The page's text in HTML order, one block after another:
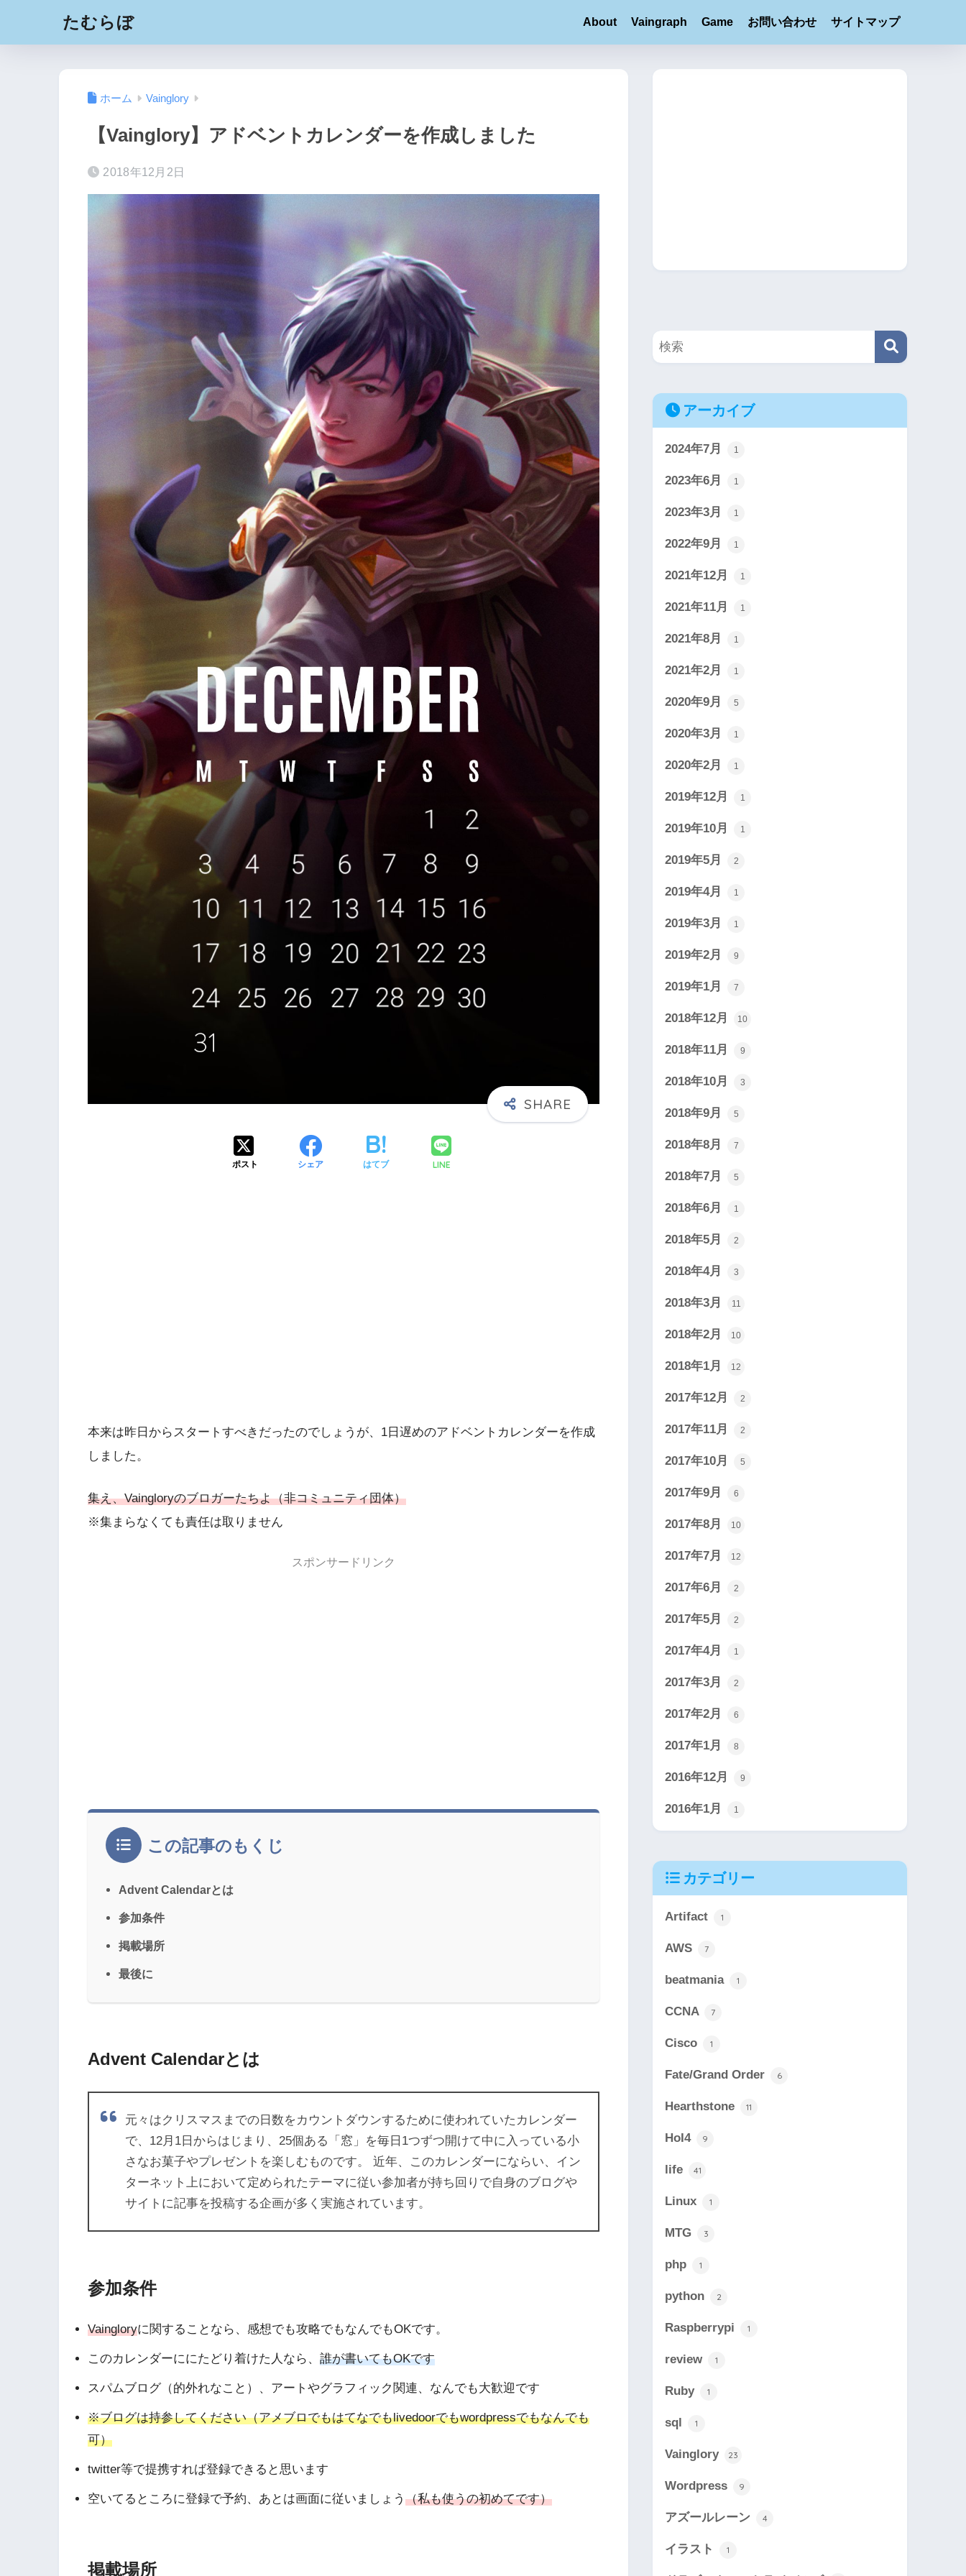
たむらぼ About Vaingraph Game お問い合わせ サイトマップ
ホーム Vainglory
【Vainglory】アドベントカレンダーを作成しました
2018年12月2日
ポスト シェア はてブ LINE
本来は昨日からスタートすべきだったのでしょうが、1日遅めのアドベントカレンダーを作成
しました。
集え、Vaingloryのブロガーたちよ（非コミュニティ団体）
※集まらなくても責任は取りません
スポンサードリンク
この記事のもくじ
Advent Calendarとは
参加条件
掲載場所
最後に
Advent Calendarとは
元々はクリスマスまでの日数をカウントダウンするために使われていたカレンダー
で、12月1日からはじまり、25個ある「窓」を毎日1つずつ開けて中に入っている小
さなお菓子やプレゼントを楽しむものです。 近年、このカレンダーにならい、イン
ターネット上において定められたテーマに従い参加者が持ち回りで自身のブログや
サイトに記事を投稿する企画が多く実施されています。
参加条件
Vaingloryに関することなら、感想でも攻略でもなんでもOKです。
このカレンダーににたどり着けた人なら、 誰が書いてもOKです
スパムブログ（的外れなこと）、アートやグラフィック関連、なんでも大歓迎です
※ブログは持参してください（アメブロでもはてなでもlivedoorでもwordpressでもなんでも
可）
twitter等で提携すれば登録できると思います
空いてるところに登録で予約、あとは画面に従いましょう （私も使うの初めてです）
掲載場所
アーカイブ
2024年7月 1
2023年6月 1
2023年3月 1
2022年9月 1
2021年12月 1
2021年11月 1
2021年8月 1
2021年2月 1
2020年9月 5
2020年3月 1
2020年2月 1
2019年12月 1
2019年10月 1
2019年5月 2
2019年4月 1
2019年3月 1
2019年2月 9
2019年1月 7
2018年12月 10
2018年11月 9
2018年10月 3
2018年9月 5
2018年8月 7
2018年7月 5
2018年6月 1
2018年5月 2
2018年4月 3
2018年3月 11
2018年2月 10
2018年1月 12
2017年12月 2
2017年11月 2
2017年10月 5
2017年9月 6
2017年8月 10
2017年7月 12
2017年6月 2
2017年5月 2
2017年4月 1
2017年3月 2
2017年2月 6
2017年1月 8
2016年12月 9
2016年1月 1
カテゴリー
Artifact 1
AWS 7
beatmania 1
CCNA 7
Cisco 1
Fate/Grand Order 6
Hearthstone 11
HoI4 9
life 41
Linux 1
MTG 3
php 1
python 2
Raspberrypi 1
review 1
Ruby 1
sql 1
Vainglory 23
Wordpress 9
アズールレーン 4
イラスト 1